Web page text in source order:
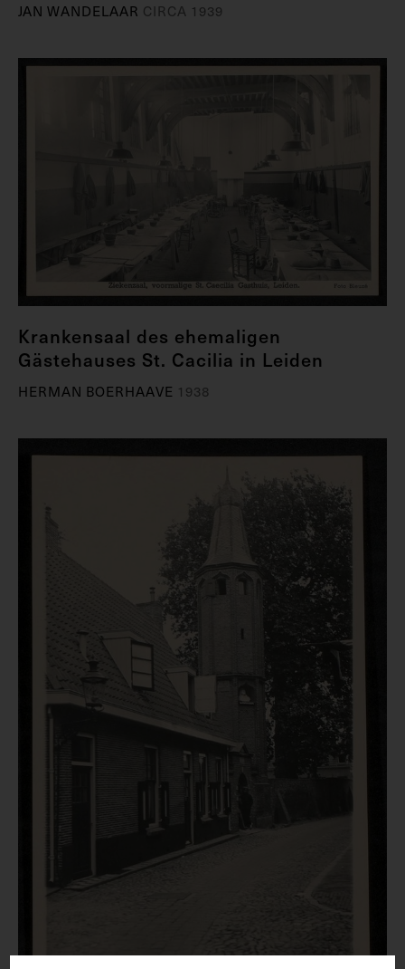
JAN WANDELAAR CIRCA 1939
Krankensaal des ehemaligen
Gästehauses St. Cacilia in Leiden
HERMAN BOERHAAVE 1938